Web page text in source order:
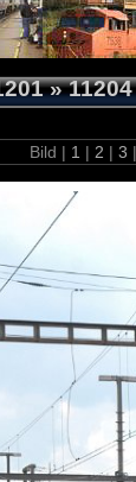
»11204
Bild | 1 | 2 | 3 |